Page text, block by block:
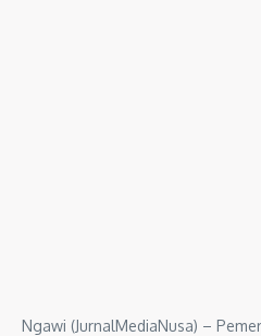
Ngawi (JurnalMediaNusa) –